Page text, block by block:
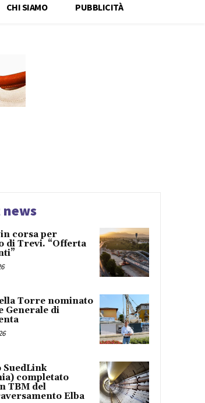
CHI SIAMO PUBBLICITÀ
corsa per
di Trevi. “Offerta
Torre nominato
Generale di
completato
TBM del
Elba